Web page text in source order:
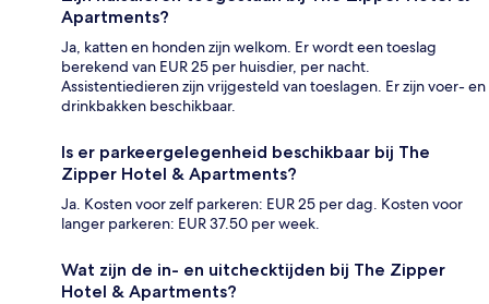
Apartments?
Ja, katten en honden zijn welkom. Er wordt een toeslag
berekend van EUR 25 per huisdier, per nacht.
Assistentiedieren zijn vrijgesteld van toeslagen. Er zijn voer- en
drinkbakken beschikbaar.
Is er parkeergelegenheid beschikbaar bij The
Zipper Hotel & Apartments?
Ja. Kosten voor zelf parkeren: EUR 25 per dag. Kosten voor
langer parkeren: EUR 37.50 per week.
Wat zijn de in- en uitchecktijden bij The Zipper
Hotel & Apartments?